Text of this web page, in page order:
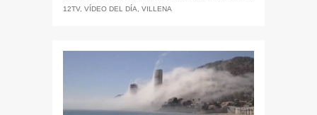
12TV, VÍDEO DEL DÍA VILLENA